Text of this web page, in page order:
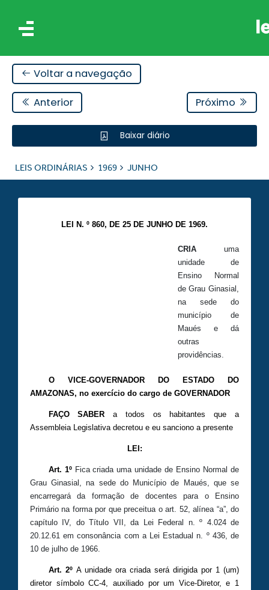
Voltar a navegação
Anterior Próximo
Baixar diário
LEIS ORDINÁRIAS 1969 JUNHO
LEI N. º 860, DE 25 DE JUNHO DE 1969.
CRIA uma
unidade de
Ensino Normal
de Grau Ginasial,
na sede do
município de
Maués e dá
outras
providências.
O VICE-GOVERNADOR DO ESTADO DO
AMAZONAS, no exercício do cargo de GOVERNADOR
FAÇO SABER a todos os habitantes que a
Assembleia Legislativa decretou e eu sanciono a presente
LEI:
Art. 1º Fica criada uma unidade de Ensino Normal de
Grau Ginasial, na sede do Município de Maués, que se
encarregará da formação de docentes para o Ensino
Primário na forma por que preceitua o art. 52, alínea “a”, do
capítulo IV, do Título VII, da Lei Federal n. º 4.024 de
20.12.61 em consonância com a Lei Estadual n. º 436, de
10 de julho de 1966.
Art. 2º A unidade ora criada será dirigida por 1 (um)
diretor símbolo CC-4, auxiliado por um Vice-Diretor, e 1